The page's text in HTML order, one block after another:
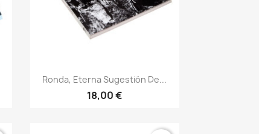
Vista rápida
Ronda, Eterna Sugestión De...
18,00 €